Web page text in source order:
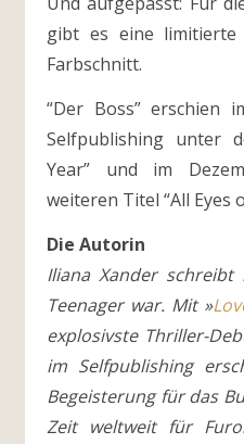
gibt es eine limitierte
Farbschnitt.
“Der Boss” erschien
Selfpublishing unter
Year” und im
weiteren Titel “All Eyes
Die Autorin
Iliana Xander
Teenager war. Mit »
explosivste Thriller-
im Selfpublishing
Begeisterung für das
Zeit weltweit für